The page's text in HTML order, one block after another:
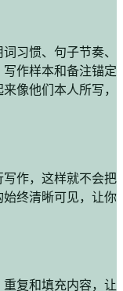
习惯、句子节奏、
作样本和备注锚定
像他们本人所写，
作，这样就不会把
终清晰可见，让你
复和填充内容，让